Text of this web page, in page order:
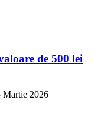
de 500 lei
Martie 2026